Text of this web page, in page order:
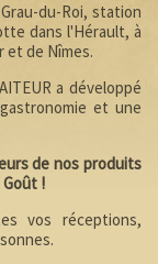
du-Roi, station
dans l'Hérault, à
et de Nîmes.
a développé
et une
de nos produits
!
vos réceptions,